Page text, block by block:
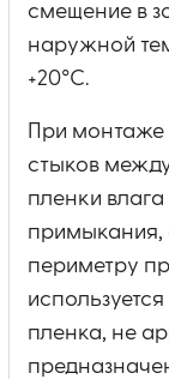
смещение в
наружной
+20°C.
При монтаже
стыков
пленки
примыкания,
периметру
пленка, не